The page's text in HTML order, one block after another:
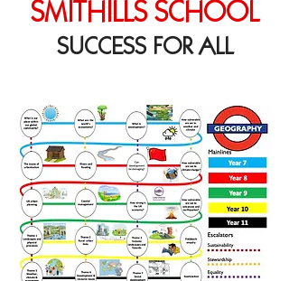
SMITHILLS SCHOOL
SUCCESS FOR ALL